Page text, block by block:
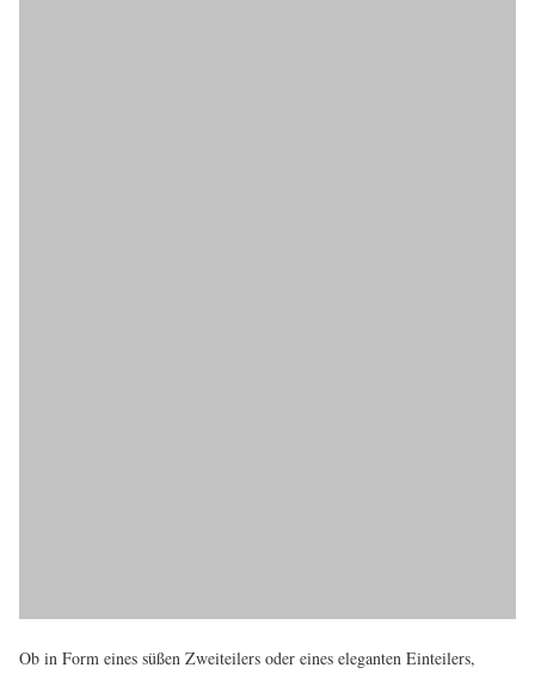
Ob in Form eines süßen Zweiteilers oder eines eleganten Einteilers,